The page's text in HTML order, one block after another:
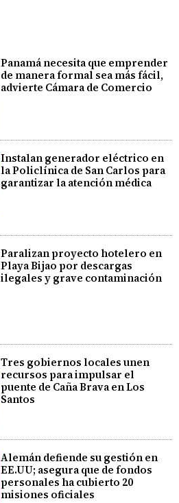
Panamá necesita que emprender
de manera formal sea más fácil,
advierte Cámara de Comercio
Instalan generador eléctrico en
la Policlínica de San Carlos para
garantizar la atención médica
Paralizan proyecto hotelero en
Playa Bijao por descargas
ilegales y grave contaminación
Tres gobiernos locales unen
recursos para impulsar el
puente de Caña Brava en Los
Santos
Alemán defiende su gestión en
EE.UU; asegura que de fondos
personales ha cubierto 20
misiones oficiales